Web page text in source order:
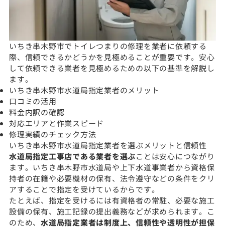
いちき串木野市でトイレつまりの修理を業者に依頼する
際、信頼できるかどうかを見極めることが重要です。安心
して依頼できる業者を見極めるための以下の基準を解説し
ます。
いちき串木野市水道局指定業者のメリット
口コミの活用
料金内訳の確認
対応エリアと作業スピード
修理実績のチェック方法
いちき串木野市水道局指定業者を選ぶメリットと信頼性
水道局指定工事店である業者を選ぶことは安心につながり
ます。いちき串木野市水道局や上下水道事業者から資格保
持者の在籍や必要機材の保有、法令遵守などの条件をクリ
アすることで指定を受けているからです。
たとえば、指定を受けるには有資格者の常駐、必要な施工
設備の保有、施工記録の提出義務などが求められます。こ
のため、 水道局指定業者は制度上、信頼性や透明性が担保